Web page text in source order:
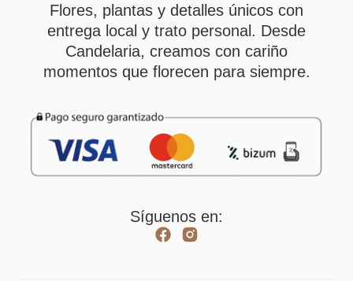
Flores, plantas y detalles únicos con
entrega local y trato personal. Desde
Candelaria, creamos con cariño
momentos que florecen para siempre.
Síguenos en: